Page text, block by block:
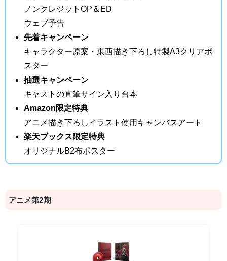
ノンクレジットOP＆ED
ウェブ予告
先着キャンペーン
キャラクター原案・東西描き下ろし特製A3クリアポ
スター
抽選キャンペーン
キャストの直筆サイン入り台本
Amazon限定特典
アニメ描き下ろしイラスト使用キャンバスアート
楽天ブックス限定特典
オリジナルB2布ポスター
アニメ第2期